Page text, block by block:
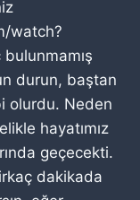
watch?
durun, baştan
olurdu. Neden
hayatımız
geçecekti.
dakikada